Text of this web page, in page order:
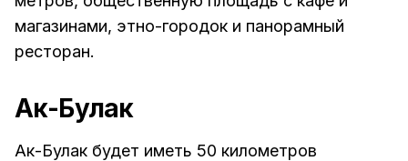
магазинами, этно-городок и панорамный
ресторан.
Ак-Булак
Ак-Булак будет иметь 50 километров